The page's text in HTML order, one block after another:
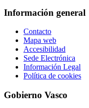
Información general
Contacto
Mapa web
Accesibilidad
Sede Electrónica
Información Legal
Política de cookies
Gobierno Vasco